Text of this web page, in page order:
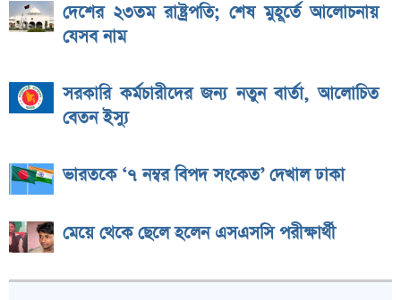
দেশের ২৩তম রাষ্ট্রপতি; শেষ মুহূর্তে আলোচনায়
যেসব নাম
সরকারি কর্মচারীদের জন্য নতুন বার্তা, আলোচিত
বেতন ইস্যু
ভারতকে ‘৭ নম্বর বিপদ সংকেত’ দেখাল ঢাকা
মেয়ে থেকে ছেলে হলেন এসএসসি পরীক্ষার্থী